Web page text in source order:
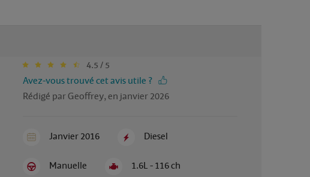
4.5 / 5
Avez-vous trouvé cet avis utile ?
Rédigé par Geoffrey, en janvier 2026
Janvier 2016 Diesel
Manuelle 1.6L - 116 ch